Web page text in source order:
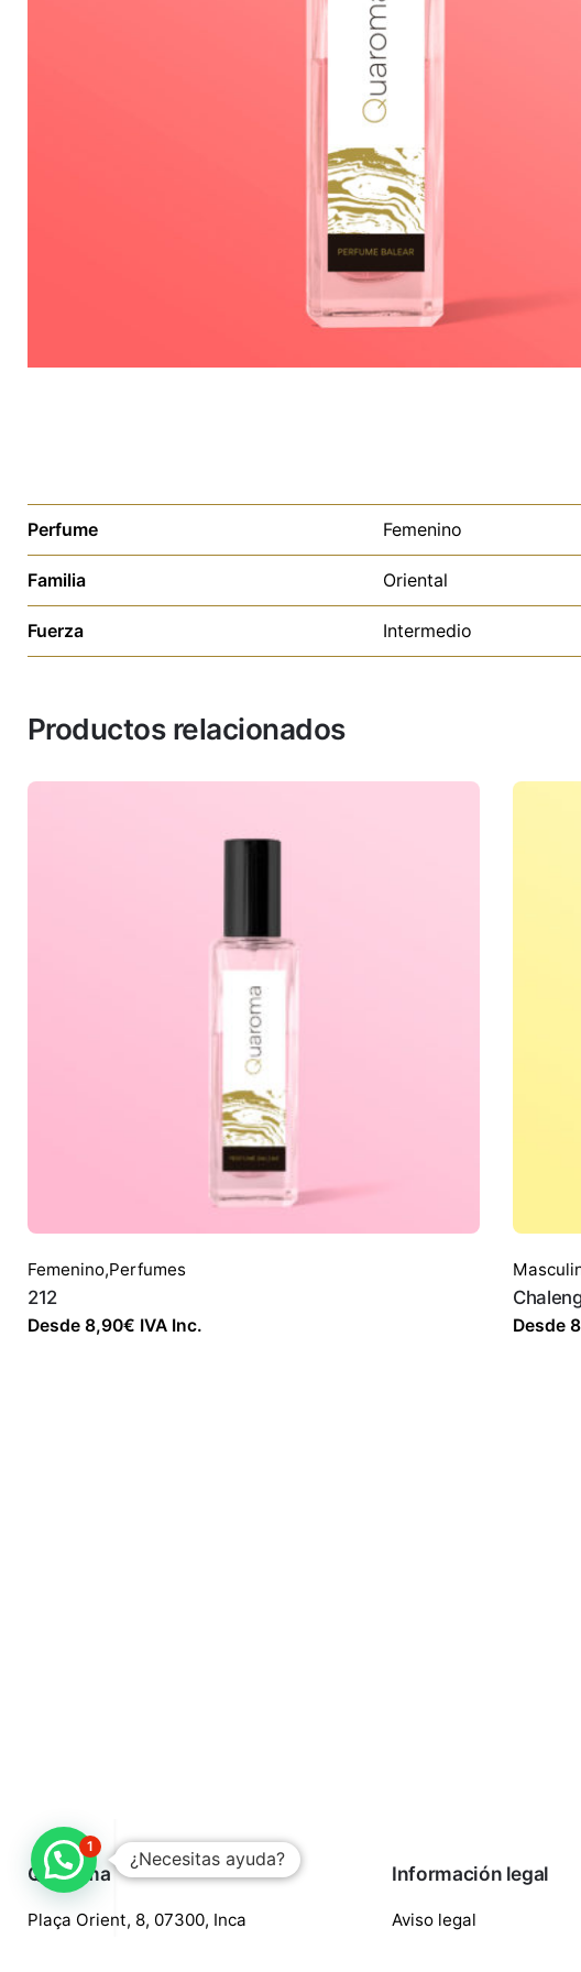
Perfume Femenino
Familia Oriental
Fuerza Intermedio
Productos relacionados
Femenino,Perfumes
212
Desde 8,90€ IVA Inc. Desde
Quaroma
Plaça Orient, 8, 07300, Inca
Información legal
Aviso legal
¿Necesitas ayuda?
1